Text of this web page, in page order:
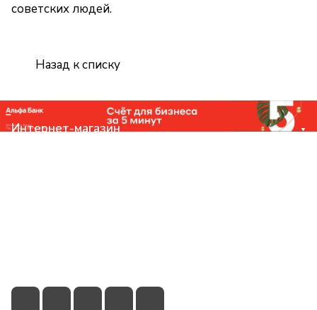
советских людей.
Назад к списку
Интернет-магазин